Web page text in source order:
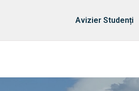
Erasmus & InternaționalAvizier Studenți